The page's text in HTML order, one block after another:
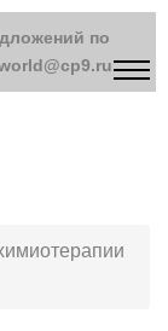
по